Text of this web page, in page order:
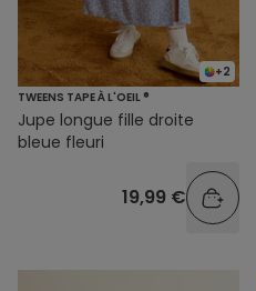
+2
TWEENS TAPE À L'OEIL ®
Jupe longue fille droite
bleue fleuri
19,99 €